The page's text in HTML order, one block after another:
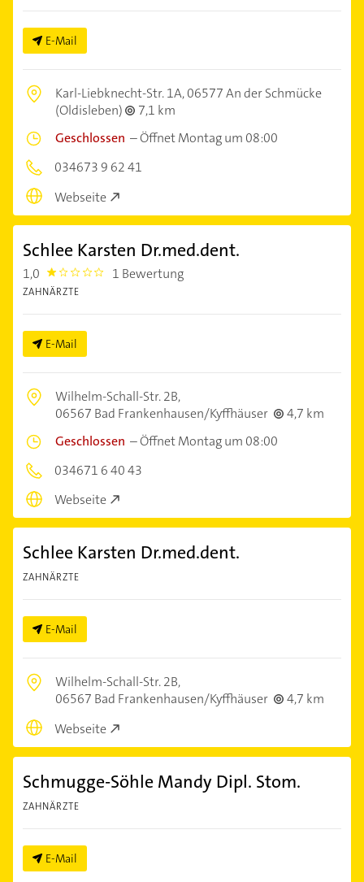
E-Mail
Karl-Liebknecht-Str. 1A,06577 An der Schmücke
(Oldisleben)
7,1 km
Geschlossen –Öffnet Montag um 08:00
034673 9 62 41
Webseite
Schlee Karsten Dr.med.dent.
1,0 1.0 1 Bewertung
ZAHNÄRZTE
E-Mail
Wilhelm-Schall-Str. 2B,
06567 Bad Frankenhausen/Kyffhäuser
4,7 km
Geschlossen –Öffnet Montag um 08:00
034671 6 40 43
Webseite
Schlee Karsten Dr.med.dent.
ZAHNÄRZTE
E-Mail
Wilhelm-Schall-Str. 2B,
06567 Bad Frankenhausen/Kyffhäuser
4,7 km
Webseite
Schmugge-Söhle Mandy Dipl. Stom.
ZAHNÄRZTE
E-Mail